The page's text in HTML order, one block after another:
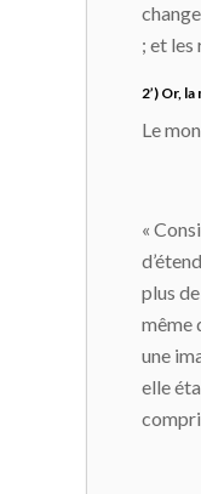
; et les
2’) Or,
Le
«
plus
même
une
elle